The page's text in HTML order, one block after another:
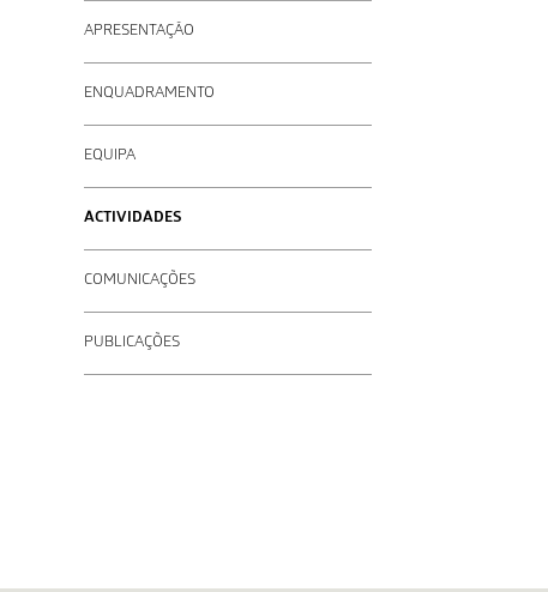
APRESENTAÇÃO
ENQUADRAMENTO
EQUIPA
ACTIVIDADES
COMUNICAÇÕES
PUBLICAÇÕES